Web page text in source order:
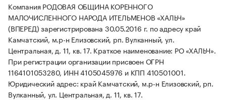
Компания РОДОВАЯ ОБЩИНА КОРЕННОГО
МАЛОЧИСЛЕННОГО НАРОДА ИТЕЛЬМЕНОВ «ХАЛЬЧ»
(ВПЕРЕД) зарегистрирована 30.05.2016 г. по адресу край
Камчатский, м.р-н Елизовский, рп. Вулканный, ул.
Центральная, д. 11, кв. 17. Краткое наименование: РО «ХАЛЬЧ».
При регистрации организации присвоен ОГРН
1164101053280, ИНН 4105045976 и КПП 410501001.
Юридический адрес: край Камчатский, м.р-н Елизовский, рп.
Вулканный, ул. Центральная, д. 11, кв. 17.